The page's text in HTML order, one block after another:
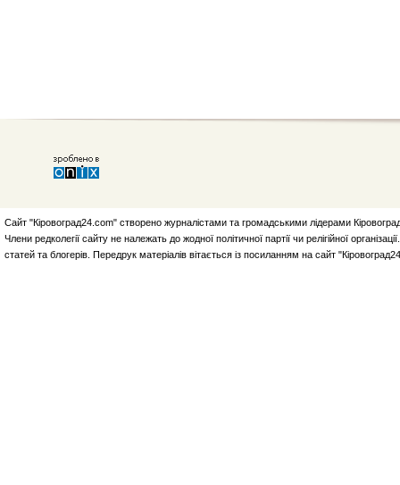
Сайт "Кіровоград24.com" створено журналістами та громадськими лідерами
Члени редколегії сайту не належать до жодної політичної партії чи релігійної
статей та блогерів. Передрук матеріалів вітається із посиланням на сайт